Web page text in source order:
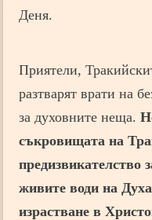
Деня.
Приятели,
разтварят врати на
за духовните неща.
съкровищата на
предизвикателство
живите води на
израстване в